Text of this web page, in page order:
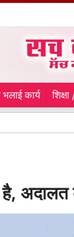
कार्य
है,